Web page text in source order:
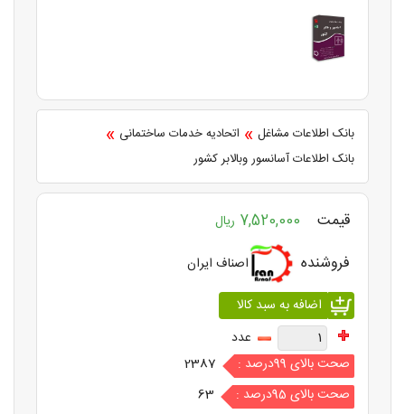
بانک اطلاعات مشاغل » اتحادیه خدمات ساختمانی »
بانک اطلاعات آسانسور وبالابر کشور
قیمت 7,520,000 ریال
فروشنده اصناف ایران
عدد
صحت بالای 99درصد :
2387
صحت بالای 95درصد :
63